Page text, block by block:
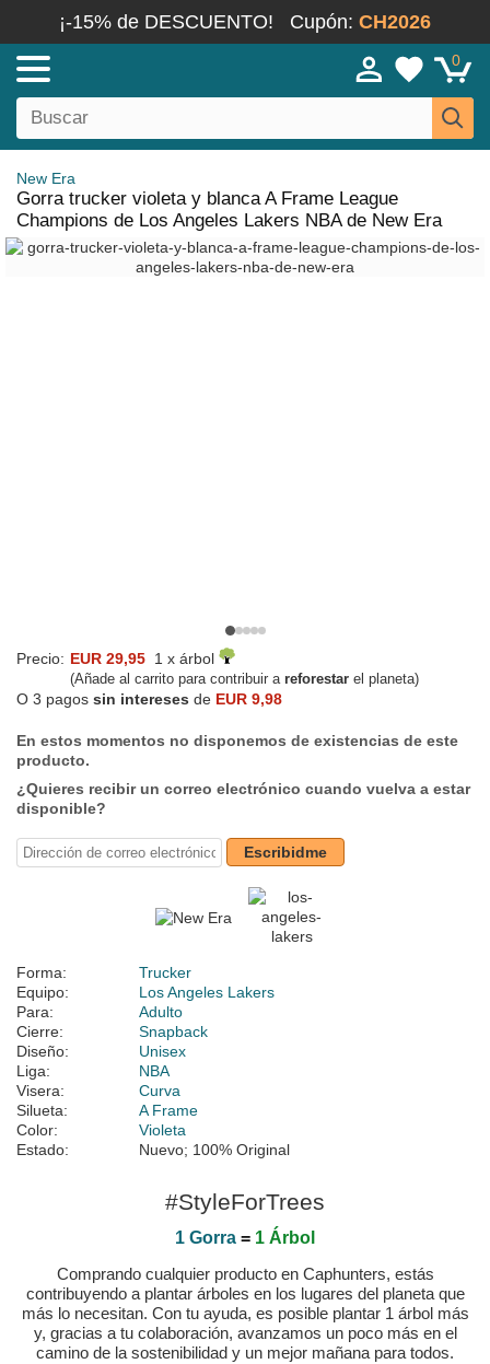
¡-15% de DESCUENTO! Cupón: CH2026
0
New Era
Gorra trucker violeta y blanca A Frame League
Champions de Los Angeles Lakers NBA de New Era
Precio: EUR 29,95 1 x árbol
(Añade al carrito para contribuir a reforestar el planeta)
O 3 pagos sin intereses de EUR 9,98
En estos momentos no disponemos de existencias de este
producto.
¿Quieres recibir un correo electrónico cuando vuelva a estar
disponible?
Escribidme
Forma:
Trucker
Equipo:
Los Angeles Lakers
Para:
Adulto
Cierre:
Snapback
Diseño:
Unisex
Liga:
NBA
Visera:
Curva
Silueta:
A Frame
Color:
Violeta
Estado:
Nuevo; 100% Original
#StyleForTrees
1 Gorra = 1 Árbol
Comprando cualquier producto en Caphunters, estás
contribuyendo a plantar árboles en los lugares del planeta que
más lo necesitan. Con tu ayuda, es posible plantar 1 árbol más
y, gracias a tu colaboración, avanzamos un poco más en el
camino de la sostenibilidad y un mejor mañana para todos.